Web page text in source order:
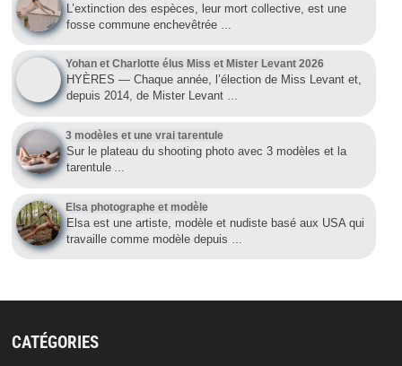
L’extinction des espèces, leur mort collective, est une
fosse commune enchevêtrée
Yohan et Charlotte élus Miss et Mister Levant 2026
HYÈRES — Chaque année, l’élection de Miss Levant et,
depuis 2014, de Mister Levant …
3 modèles et une vrai tarentule
Sur le plateau du shooting photo avec 3 modèles et la
tarentule…
Elsa photographe et modèle
Elsa est une artiste, modèle et nudiste basé aux USA qui
travaille comme modèle depuis
CATÉGORIES